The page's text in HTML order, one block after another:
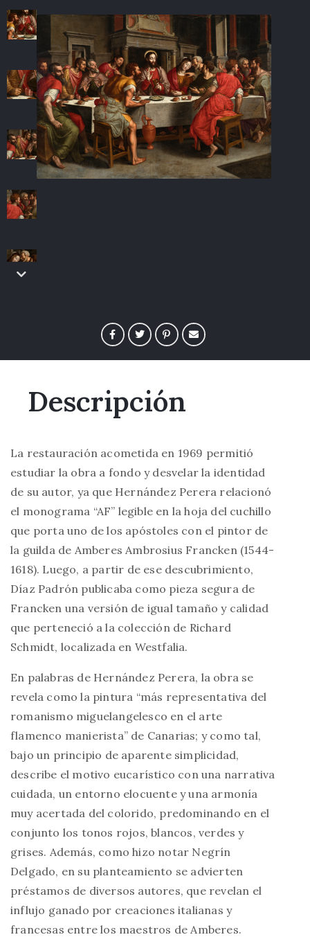
Descripción
La restauración acometida en 1969 permitió
estudiar la obra a fondo y desvelar la identidad
de su autor, ya que Hernández Perera relacionó
el monograma “AF” legible en la hoja del cuchillo
que porta uno de los apóstoles con el pintor de
la guilda de Amberes Ambrosius Francken (1544-
1618). Luego, a partir de ese descubrimiento,
Díaz Padrón publicaba como pieza segura de
Francken una versión de igual tamaño y calidad
que perteneció a la colección de Richard
Schmidt, localizada en Westfalia.
En palabras de Hernández Perera, la obra se
revela como la pintura “más representativa del
romanismo miguelangelesco en el arte
flamenco manierista” de Canarias; y como tal,
bajo un principio de aparente simplicidad,
describe el motivo eucarístico con una narrativa
cuidada, un entorno elocuente y una armonía
muy acertada del colorido, predominando en el
conjunto los tonos rojos, blancos, verdes y
grises. Además, como hizo notar Negrín
Delgado, en su planteamiento se advierten
préstamos de diversos autores, que revelan el
influjo ganado por creaciones italianas y
francesas entre los maestros de Amberes.